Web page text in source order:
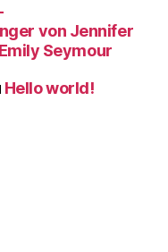
von Jennifer
Emily Seymour
Hello world!